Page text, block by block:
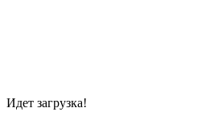
Идет загрузка!